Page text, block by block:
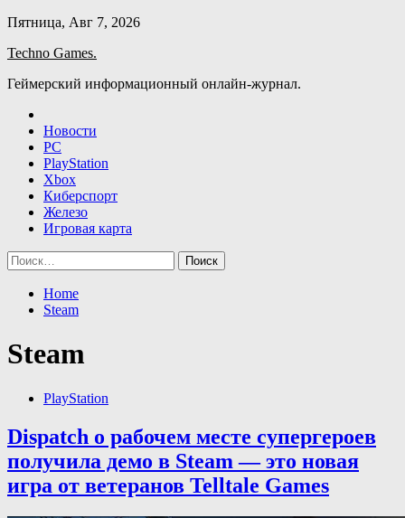
Skip
content
Пятница, Авг 7, 2026
Techno Games.
Геймерский информационный онлайн-журнал.
Новости
PC
PlayStation
Xbox
Киберспорт
Железо
Игровая карта
Найти:
Home
Steam
Steam
PlayStation
Dispatch о рабочем месте супергероев
получила демо в Steam — это новая
игра от ветеранов Telltale Games